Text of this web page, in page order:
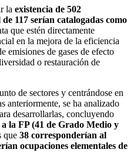
la existencia de 502
117 serían catalogadas como
que estén directamente
en la mejora de la eficiencia
emisiones de gases de efecto
o restauración de
de sectores y centrándose en
anteriormente, se ha analizado
desarrollarlas, concluyendo
la FP (41 de Grado Medio y
que 38 corresponderían al
ocupaciones elementales de